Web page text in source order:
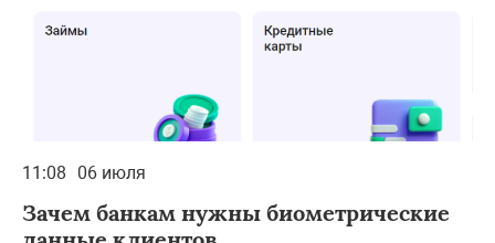
11:08 06 июля
Зачем банкам нужны биометрические